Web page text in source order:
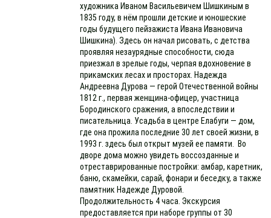
художника Иваном Васильевичем Шишкиным в
1835 году, в нём прошли детские и юношеские
годы будущего пейзажиста Ивана Ивановича
Шишкина). Здесь он начал рисовать, с детства
проявляя незаурядные способности, сюда
приезжал в зрелые годы, черпая вдохновение в
прикамских лесах и просторах. Надежда
Андреевна Дурова — герой Отечественной войны
1812 г., первая женщина-офицер, участница
Бородинского сражения, а впоследствии и
писательница. Усадьба в центре Елабуги — дом,
где она прожила последние 30 лет своей жизни, в
1993 г. здесь был открыт музей ее памяти. Во
дворе дома можно увидеть воссозданные и
отреставрированные постройки: амбар, каретник,
баню, скамейки, сарай, фонари и беседку, а также
памятник Надежде Дуровой.
Продолжительность 4 часа. Экскурсия
предоставляется при наборе группы от 30